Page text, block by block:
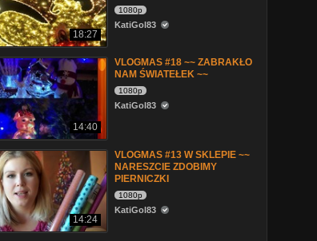
18:27
1080p
KatiGol83
14:40
VLOGMAS #18 ~~ ZABRAKŁO
NAM ŚWIATEŁEK ~~
1080p
KatiGol83
14:24
VLOGMAS #13 W SKLEPIE ~~
NARESZCIE ZDOBIMY
PIERNICZKI
1080p
KatiGol83